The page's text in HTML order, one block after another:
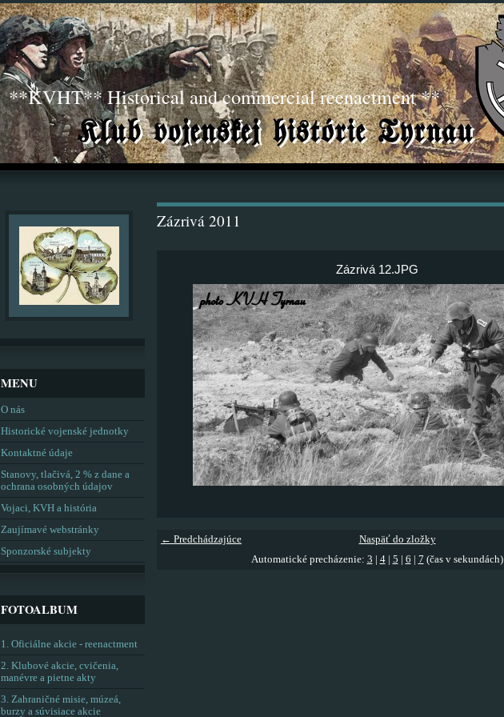
**KVHT** Historical and commercial reenactment **
Zázrivá 2011
Zázrivá 12.JPG
← Predchádzajúce
Naspäť do zložky
Automatické precházenie: 3 4| 5 6 7 (čas v sekundách)
MENU
O nás
Historické vojenské jednotky
Kontaktné údaje
Stanovy, tlačivá, 2 % z dane a
ochrana osobných údajov
Vojaci, KVH a história
Zaujímavé webstránky
Sponzorské subjekty
FOTOALBUM
1. Oficiálne akcie - reenactment
2. Klubové akcie, cvičenia,
manévre a pietne akty
3. Zahraničné misie, múzeá,
burzy a súvisiace akcie